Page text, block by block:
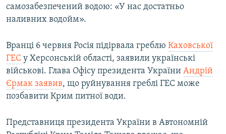
самозабезпечений водою: «У нас достатньо
наливних водойм».
Вранці 6 червня Росія підірвала греблю Каховської
ГЕС у Херсонській області, заявили українські
військові. Глава Офісу президента України Андрій
Єрмак заявив, що руйнування греблі ГЕС може
позбавити Крим питної води.
Представниця президента України в Автономній